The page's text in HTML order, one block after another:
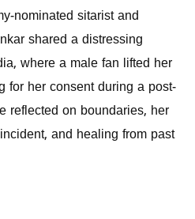
nominated sitarist and
shared a distressing
where a male fan lifted her
for her consent during a post-
reflected on boundaries, her
and healing from past